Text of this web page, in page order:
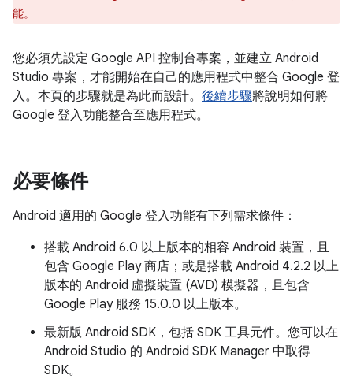
能。
您必須先設定 Google API 控制台專案，並建立 Android
Studio 專案，才能開始在自己的應用程式中整合 Google 登
入。本頁的步驟就是為此而設計。 後續步驟將說明如何將
Google 登入功能整合至應用程式。
必要條件
Android 適用的 Google 登入功能有下列需求條件：
搭載 Android 6.0 以上版本的相容 Android 裝置，且
包含 Google Play 商店；或是搭載 Android 4.2.2 以上
版本的 Android 虛擬裝置 (AVD) 模擬器，且包含
Google Play 服務 15.0.0 以上版本。
最新版 Android SDK，包括 SDK 工具元件。您可以在
Android Studio 的 Android SDK Manager 中取得
SDK。